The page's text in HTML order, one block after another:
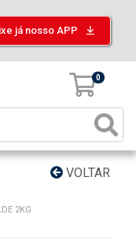
já nosso APP
0
VOLTAR
2KG